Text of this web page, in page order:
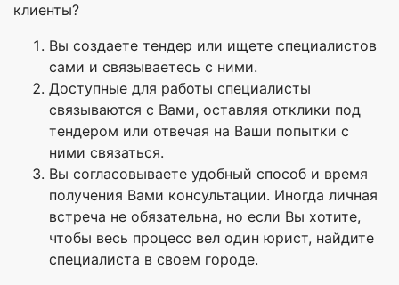
клиенты?
Вы создаете тендер или ищете специалистов
сами и связываетесь с ними.
Доступные для работы специалисты
связываются с Вами, оставляя отклики под
тендером или отвечая на Ваши попытки с
ними связаться.
Вы согласовываете удобный способ и время
получения Вами консультации. Иногда личная
встреча не обязательна, но если Вы хотите,
чтобы весь процесс вел один юрист, найдите
специалиста в своем городе.